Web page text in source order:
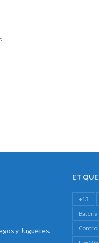
y Juguetes.
+13
Bateria